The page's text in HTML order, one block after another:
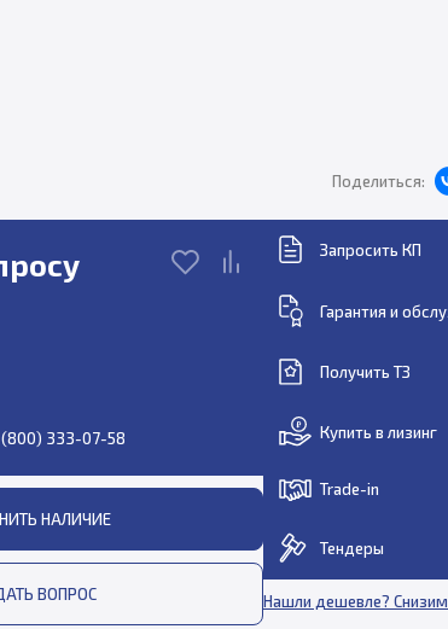
Поделиться:
(800) 333-07-58
НАЛИЧИЕ
ВОПРОС
Запросить КП
Гарантия и
Получить ТЗ
Купить в лизинг
Trade-in
Тендеры
Нашли дешевле? Снизим